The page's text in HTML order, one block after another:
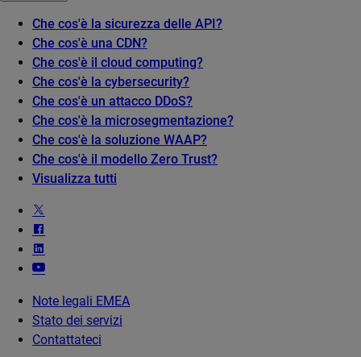
Che cos'è la sicurezza delle API?
Che cos'è una CDN?
Che cos'è il cloud computing?
Che cos'è la cybersecurity?
Che cos'è un attacco DDoS?
Che cos'è la microsegmentazione?
Che cos'è la soluzione WAAP?
Che cos'è il modello Zero Trust?
Visualizza tutti
Note legali EMEA
Stato dei servizi
Contattateci